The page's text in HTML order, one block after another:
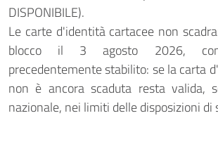
DISPONIBILE).
Le carte d'identità cartacee non
blocco il 3 agosto 2026,
precedentemente stabilito: se la carta
non è ancora scaduta resta valida,
nazionale, nei limiti delle disposizioni di